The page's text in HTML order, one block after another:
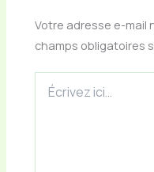
Votre adresse e-mail
champs obligatoires
ici…